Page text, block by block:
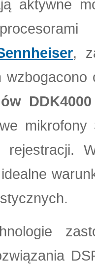
aktywne
,
DDK4000
mikrofony